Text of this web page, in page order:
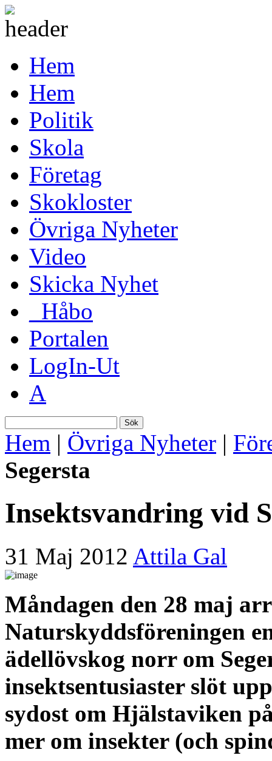
Hem
Hem
Politik
Skola
Företag
Skokloster
Övriga Nyheter
Video
Skicka Nyhet
_Håbo
Portalen
LogIn-Ut
A
Sök
Hem | Övriga Nyheter |
Segersta
Insektsvandring vid
31 Maj 2012 Attila Gal
Måndagen den 28 maj
Naturskyddsföreningen
ädellövskog norr om
insektsentusiaster slöt
sydost om Hjälstaviken
mer om insekter (och